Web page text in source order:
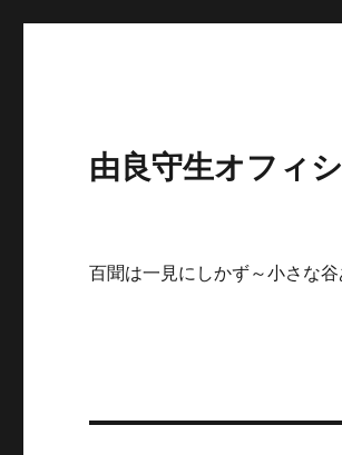
由良守生オフィ
百聞は一見にしかず～小さな